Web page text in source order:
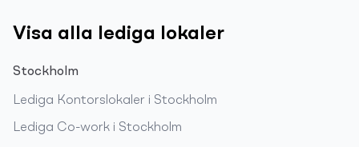
Visa alla lediga lokaler
Stockholm
Lediga Kontorslokaler i Stockholm
Lediga Co-work i Stockholm